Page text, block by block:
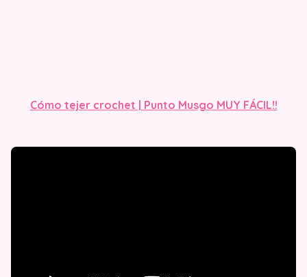
Cómo tejer crochet | Punto Musgo MUY FÁCIL!!